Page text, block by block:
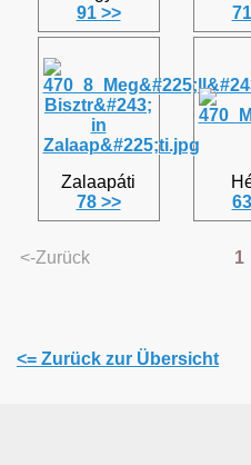
91 >>
Zalaapáti
78 >>
<-Zurück 1
<= Zurück zur Übersicht